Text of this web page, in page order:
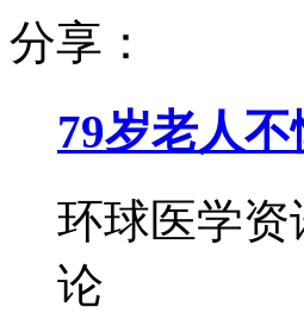
分享：
79岁老人
环球医学资
论